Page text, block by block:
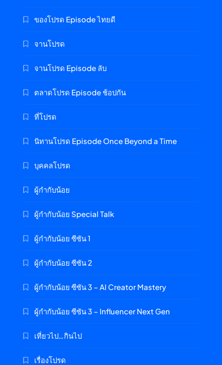
ของโปรด Episode ไทยดี
จานโปรด
จานโปรด Episode ลับ
ตลาดโปรด Episode ช้อปกัน
ที่โปรด
นิทานโปรด Episode Once Beyond a Time
บุคคลโปรด
ผู้กำกับน้อย
ผู้กำกับน้อย Special Talk
ผู้กำกับน้อย ซีซัน 1
ผู้กำกับน้อย ซีซัน 2
ผู้กำกับน้อย ซีซัน 3 – AI Creator Mastery
ผู้กำกับน้อย ซีซัน 3 – Influencer Next Gen
เที่ยวไป…กินไป
เรื่องโปรด